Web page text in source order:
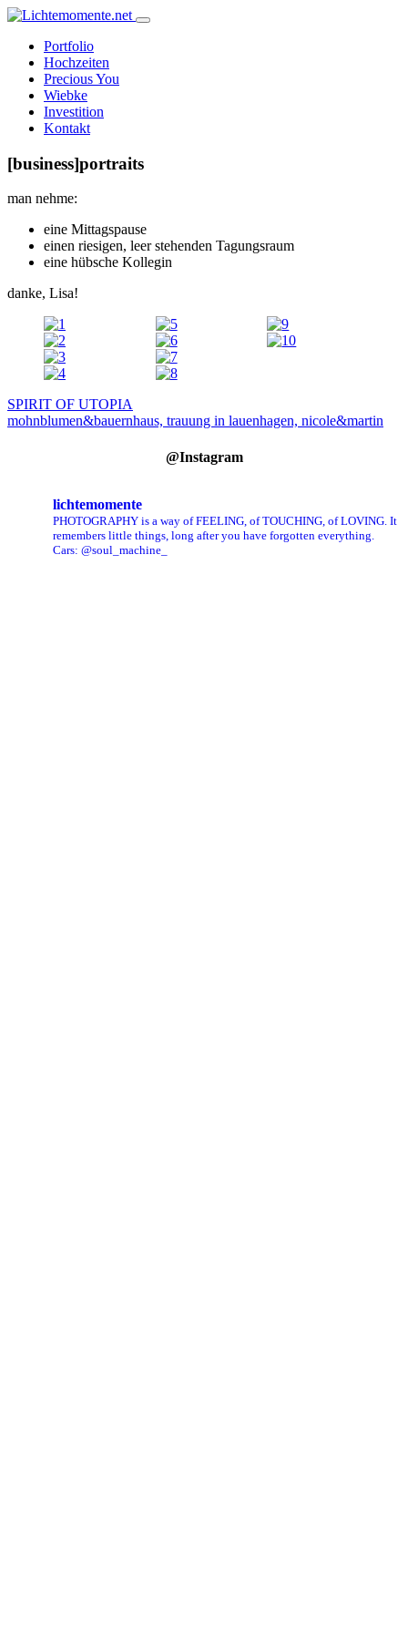
Skip
contentPortfolio
Hochzeiten
Precious You
Wiebke
Investition
Kontakt
[business]portraits
man nehme:
eine Mittagspause
einen riesigen, leer stehenden Tagungsraum
eine hübsche Kollegin
danke, Lisa!
Beitragsnavigation
SPIRIT OF UTOPIA
mohnblumen&bauernhaus, trauung in lauenhagen, nicole&martin
@Instagram
lichtemomente
PHOTOGRAPHY is a way of FEELING, of TOUCHING, of LOVING. It
remembers little things, long after you have forgotten everything.
Cars: @soul_machine_